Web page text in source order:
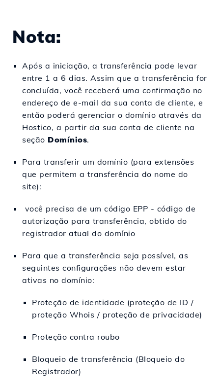
Nota:
Após a iniciação, a transferência pode levar
entre 1 a 6 dias. Assim que a transferência for
concluída, você receberá uma confirmação no
endereço de e-mail da sua conta de cliente, e
então poderá gerenciar o domínio através da
Hostico, a partir da sua conta de cliente na
seção Domínios.
Para transferir um domínio (para extensões
que permitem a transferência do nome do
site):
você precisa de um código EPP - código de
autorização para transferência, obtido do
registrador atual do domínio
Para que a transferência seja possível, as
seguintes configurações não devem estar
ativas no domínio:
Proteção de identidade (proteção de ID /
proteção Whois / proteção de privacidade)
Proteção contra roubo
Bloqueio de transferência (Bloqueio do
Registrador)